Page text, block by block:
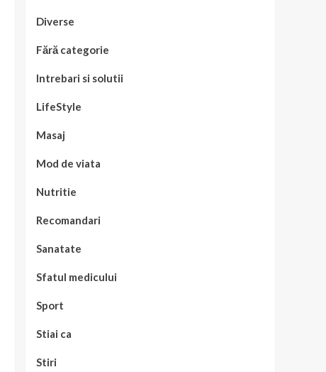
Diverse
Fără categorie
Intrebari si solutii
LifeStyle
Masaj
Mod de viata
Nutritie
Recomandari
Sanatate
Sfatul medicului
Sport
Stiai ca
Stiri